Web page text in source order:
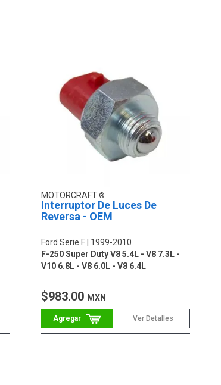
MOTORCRAFT
Interruptor De Luces De
Reversa - OEM
Ford Serie F
1999-2010
F-250 Super Duty V8 5.4L - V8 7.3L -
V10 6.8L - V8 6.0L - V8 6.4L
$983.00 MXN
Ver Detalles